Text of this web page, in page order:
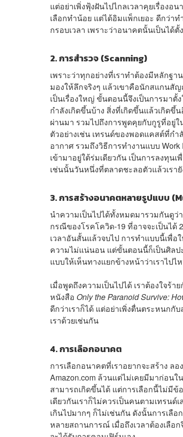
แต่อย่าเพิ่งฟุ้งฝันไปไกลเวลาคุยเรื่องอ
เลือกทำน้อย แต่ได้อิมแพ็กเยอะ ดีกว่า
กรอบเวลา เพราะว่าอนาคตนั้นเป็นได้
2. การสำรวจ (Scanning)
เพราะว่าทุกอย่างที่เราทำต้องมีหลักฐ
มองให้ลึกจริงๆ แล้วเขาคือนักสแกนสั
เป็นเรื่องใหญ่ ขั้นตอนนี้จึงเป็นการมาตั้
กำลังเกิดขึ้นบ้าง สิ่งที่เกิดขึ้นแล้วเกิดขึ้
ผ่านมา รวมไปถึงการพูดคุยกับกูรูที่อยู่
ตัวอย่างเช่น เทรนด์ของพอดแคสต์ที่ก
อากาศ รวมถึงวิธีการทำงานแบบ Work
เข้ามาอยู่ใต้ร่มเดียวกัน เป็นการลงทุน
เช่นนั้นวันหนึ่งที่ตลาดชะลอตัวแล้วเรา
3. การสร้างอนาคตหลายรูปแบบ
นำความเป็นไปได้ทั้งหมดมารวมกันดู
กรณีของโรคโควิด-19 ที่อาจจะเป็นไ
เวลาอันสั้นแล้วจบไป การทำแบบนี้เพื่
ความไม่แน่นอน แต่ขั้นตอนนี้ก็เป็นศิลป
แบบให้เห็นทางแยกข้างหน้าว่าเราไปไ
เมื่อพูดถึงความเป็นไปได้ เราต้องใจร้
หนังสือ Only the Paranoid Survive:
ดีกว่าเราก็ได้ แต่อย่าเพิ่งตื่นตระหนกกั
เราด้วยเช่นกัน
4. การเลือกอนาคต
การเลือกอนาคตที่เราอยากจะสร้าง ล
Amazon.com ล้วนแต่ไม่เคยมีมาก่อน
สามารถเกิดขึ้นได้ แต่การเลือกนี้ไม่มี
เดียวกันเราก็ไม่ควรเป็นคนตามเทรนด์
เกินไปมากๆ ก็ไม่เช่นกัน ดังนั้นการเลื
หลายสถานการณ์ เมื่อถึงเวลาต้องเลือ